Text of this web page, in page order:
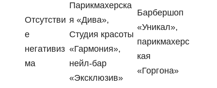
Отсутстви
е
негативиз
ма
Парикмахерска
я «Дива»,
Студия красоты
«Гармония»,
нейл-бар
«Эксклюзив»
Барбершоп
«Уникал»,
парикмахерс
кая
«Горгона»